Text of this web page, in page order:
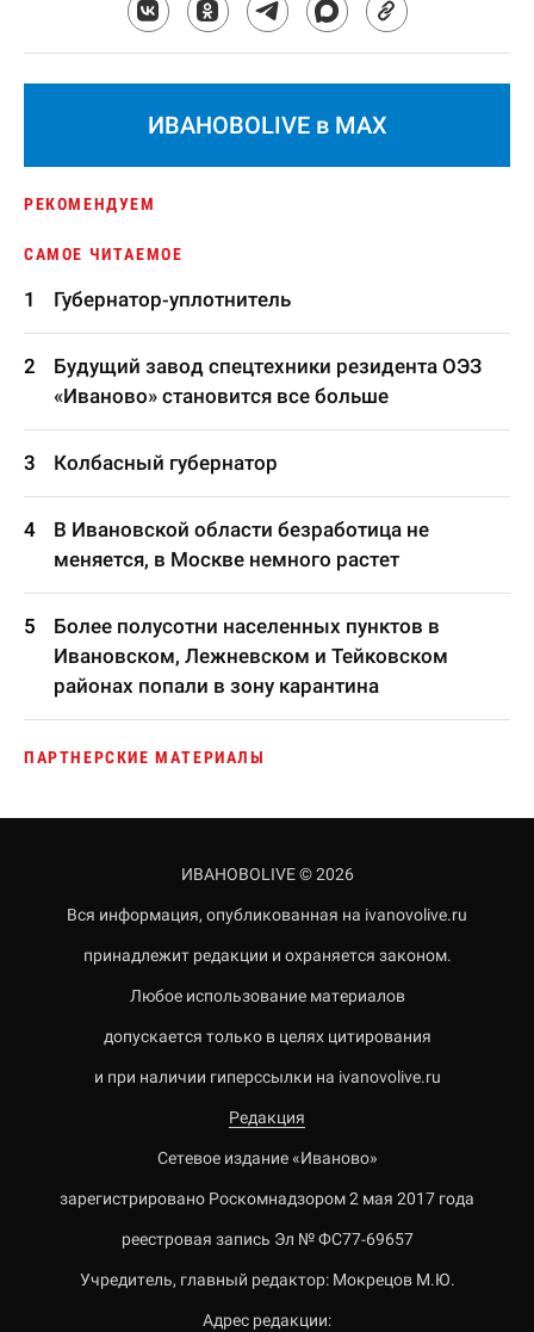
ИВАНОВОLIVE в MAX
РЕКОМЕНДУЕМ
САМОЕ ЧИТАЕМОЕ
Губернатор-уплотнитель
Будущий завод спецтехники резидента ОЭЗ
«Иваново» становится все больше
Колбасный губернатор
В Ивановской области безработица не
меняется, в Москве немного растет
Более полусотни населенных пунктов в
Ивановском, Лежневском и Тейковском
районах попали в зону карантина
ПАРТНЕРСКИЕ МАТЕРИАЛЫ
ИВАНОВОLIVE © 2026
Вся информация, опубликованная на ivanovolive.ru
принадлежит редакции и охраняется законом.
Любое использование материалов
допускается только в целях цитирования
и при наличии гиперссылки на ivanovolive.ru
Редакция
Сетевое издание «Иваново»
зарегистрировано Роскомнадзором 2 мая 2017 года
реестровая запись Эл № ФС77-69657
Учредитель, главный редактор: Мокрецов М.Ю.
Адрес редакции: